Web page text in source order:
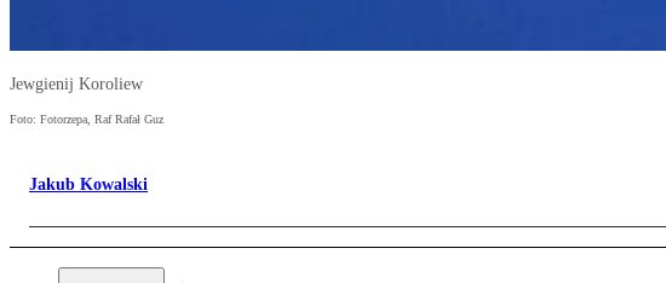
Jewgienij Koroliew
Foto: Fotorzepa, Raf Rafał Guz
Jakub Kowalski